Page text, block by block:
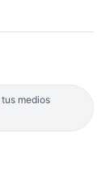
medios